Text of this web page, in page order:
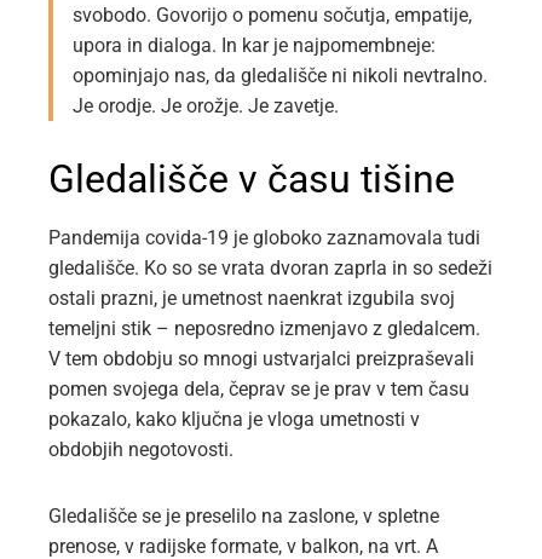
svobodo. Govorijo o pomenu sočutja, empatije,
upora in dialoga. In kar je najpomembneje:
opominjajo nas, da gledališče ni nikoli nevtralno.
Je orodje. Je orožje. Je zavetje.
Gledališče v času tišine
Pandemija covida-19 je globoko zaznamovala tudi
gledališče. Ko so se vrata dvoran zaprla in so sedeži
ostali prazni, je umetnost naenkrat izgubila svoj
temeljni stik – neposredno izmenjavo z gledalcem.
V tem obdobju so mnogi ustvarjalci preizpraševali
pomen svojega dela, čeprav se je prav v tem času
pokazalo, kako ključna je vloga umetnosti v
obdobjih negotovosti.
Gledališče se je preselilo na zaslone, v spletne
prenose, v radijske formate, v balkon, na vrt. A